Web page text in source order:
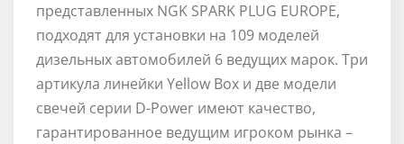
представленных NGK SPARK PLUG EUROPE,
подходят для установки на 109 моделей
дизельных автомобилей 6 ведущих марок. Три
артикула линейки Yellow Box и две модели
свечей серии D-Power имеют качество,
гарантированное ведущим игроком рынка –